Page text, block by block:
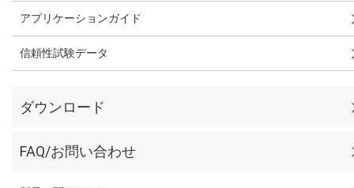
アプリケーションガイド
信頼性試験データ
ダウンロード
FAQ/お問い合わせ